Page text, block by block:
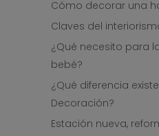
Cómo decorar una
Claves del
¿Qué necesito para
bebé?
¿Qué diferencia
Decoración?
Estación nueva,